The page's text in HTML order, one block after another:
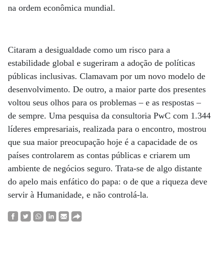
na ordem econômica mundial.
Citaram a desigualdade como um risco para a
estabilidade global e sugeriram a adoção de políticas
públicas inclusivas. Clamavam por um novo modelo de
desenvolvimento. De outro, a maior parte dos presentes
voltou seus olhos para os problemas – e as respostas –
de sempre. Uma pesquisa da consultoria PwC com 1.344
líderes empresariais, realizada para o encontro, mostrou
que sua maior preocupação hoje é a capacidade de os
países controlarem as contas públicas e criarem um
ambiente de negócios seguro. Trata-se de algo distante
do apelo mais enfático do papa: o de que a riqueza deve
servir à Humanidade, e não controlá-la.